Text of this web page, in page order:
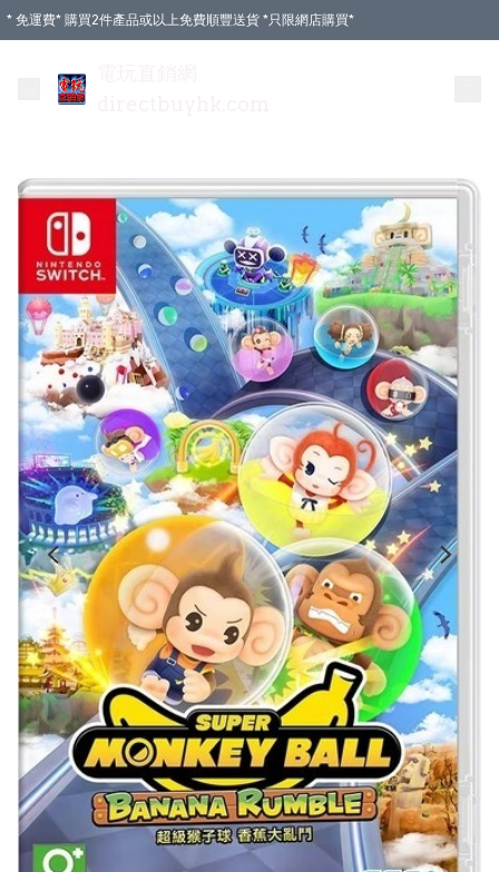
* 免運費* 購買2件產品或以上免費順豐送貨 *只限網店購買*